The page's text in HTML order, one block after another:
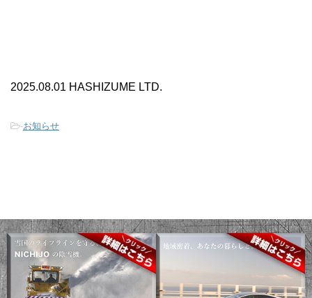
2025.08.01 HASHIZUME LTD.
-お知らせ